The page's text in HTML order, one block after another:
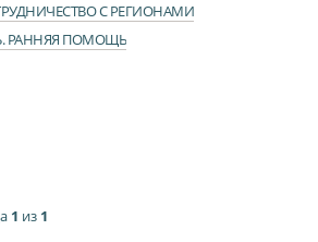
С РЕГИОНАМИ
РАННЯЯ ПОМОЩЬ
1 из 1